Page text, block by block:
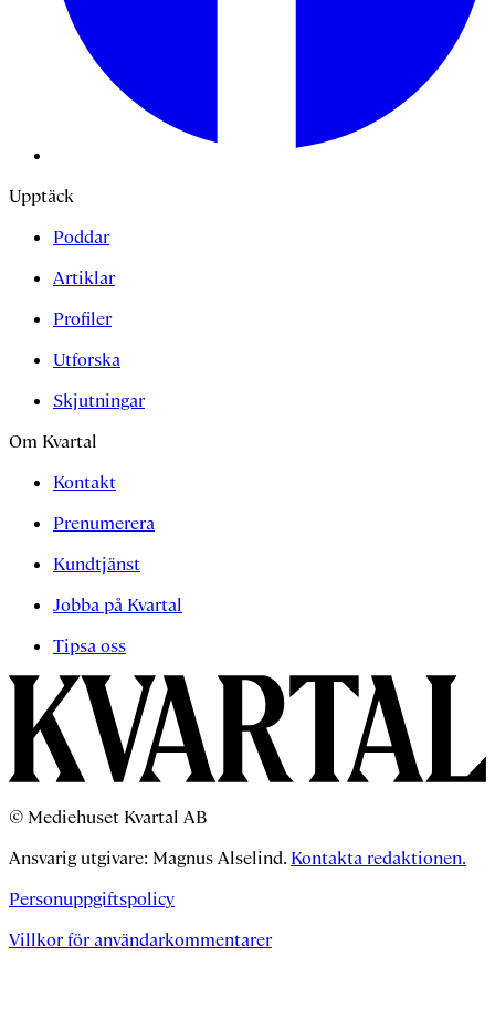
Upptäck
Poddar
Artiklar
Profiler
Utforska
Skjutningar
Om Kvartal
Kontakt
Prenumerera
Kundtjänst
Jobba på Kvartal
Tipsa oss
© Mediehuset Kvartal AB
Ansvarig utgivare: Magnus Alselind. Kontakta redaktionen.
Personuppgiftspolicy
Villkor för användarkommentarer